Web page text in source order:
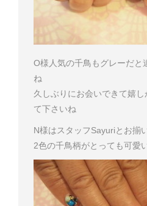
O様 人気の千鳥もグレーだと
ね
久しぶりにお会いできて嬉し
て下さいね
N様はスタッフSayuriとお揃
2色の千鳥柄がとっても可愛